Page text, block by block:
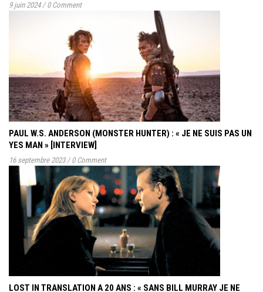
9 juin 2024 / 0 Comment
PAUL W.S. ANDERSON (MONSTER HUNTER) : « JE NE SUIS PAS UN
YES MAN » [INTERVIEW]
16 septembre 2023 / 0 Comment
LOST IN TRANSLATION A 20 ANS : « SANS BILL MURRAY JE NE